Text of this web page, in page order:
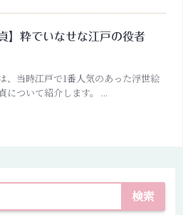
】粋でいなせな江戸の役者
、当時江戸で1番人気のあった浮世絵
について紹介します。 ...